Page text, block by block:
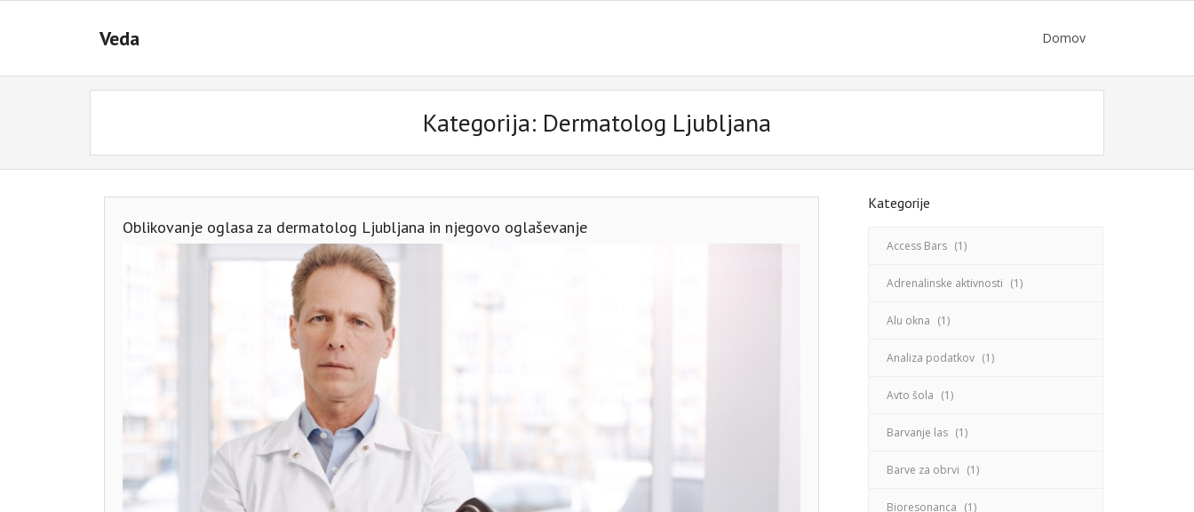
Veda Domov
Kategorija: Dermatolog Ljubljana
Oblikovanje oglasa za dermatolog Ljubljana in njegovo oglaševanje
Kategorije
Access Bars (1)
Adrenalinske aktivnosti (1)
Alu okna (1)
Analiza podatkov (1)
Avto šola (1)
Barvanje las (1)
Barve za obrvi (1)
Bioresonanca (1)